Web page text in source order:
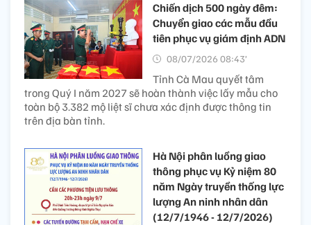
Chiến dịch 500 ngày đêm:
Chuyển giao các mẫu đầu
tiên phục vụ giám định ADN
08/07/2026 08:43’
Tỉnh Cà Mau quyết tâm
trong Quý I năm 2027 sẽ hoàn thành việc lấy mẫu cho
toàn bộ 3.382 mộ liệt sĩ chưa xác định được thông tin
trên địa bàn tỉnh.
Hà Nội phân luồng giao
thông phục vụ Kỷ niệm 80
năm Ngày truyền thống lực
lượng An ninh nhân dân
(12/7/1946 - 12/7/2026)